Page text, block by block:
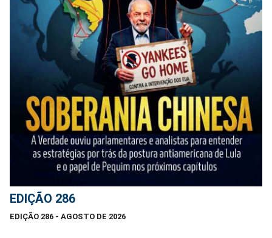
EDIÇÃO 286
EDIÇÃO 286 - AGOSTO DE 2026